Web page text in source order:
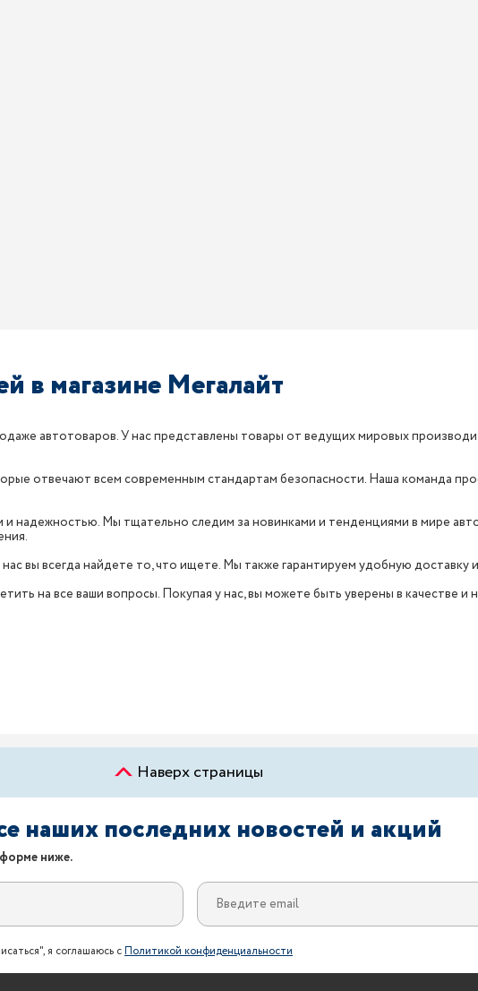
в магазине Мегалайт
автотоваров. У нас представлены товары от ведущих мировых
отвечают всем современным стандартам безопасности. Наша команда
надежностью. Мы тщательно следим за новинками и тенденциями в мире
вы всегда найдете то, что ищете. Мы также гарантируем удобную доставку
на все ваши вопросы. Покупая у нас, вы можете быть уверены в качестве
Наверх страницы
наших последних новостей и акций
ниже.
я соглашаюсь сПолитикой конфиденциальности